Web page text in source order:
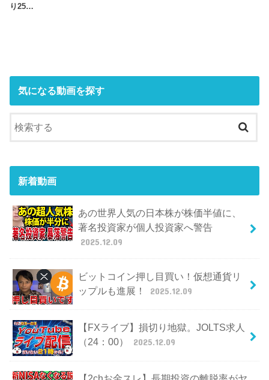
り25…
気になる動画を探す
新着動画
あの世界人気の日本株が株価半値に、
著名投資家が個人投資家へ警告
2025.12.09
ビットコイン押し目買い！仮想通貨リ
ップルも進展！
2025.12.09
【FXライブ】損切り地獄。JOLTS求人
（24：00）
2025.12.09